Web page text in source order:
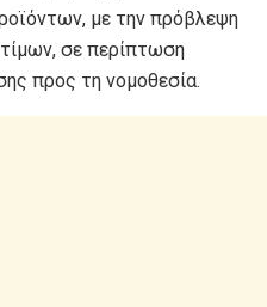
με την πρόβλεψη
σε περίπτωση
προς τη νομοθεσία.